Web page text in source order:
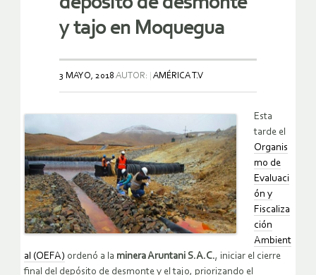
y tajo en Moquegua
3 MAYO, 2018 AUTOR: AMÉRICA T.V
Esta
tarde el
Organis
mo de
Evaluaci
ón y
Fiscaliza
ción
Ambient
al (OEFA) ordenó a la minera Aruntani S.A.C., iniciar el cierre
final del depósito de desmonte y el tajo, priorizando el